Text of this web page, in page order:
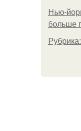
Нью-
больше